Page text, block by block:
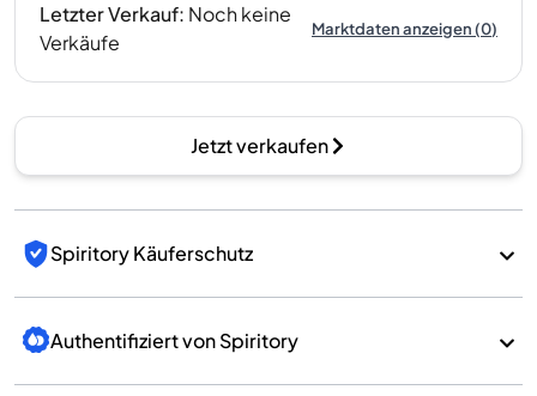
Letzter Verkauf: Noch keine
Verkäufe
Marktdaten anzeigen(0)
Jetzt verkaufen
Spiritory Käuferschutz
Authentifiziert von Spiritory